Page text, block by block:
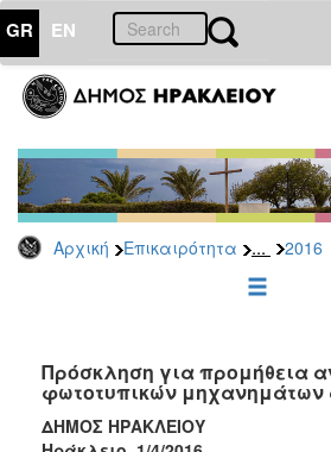
GR EN
Αρχική Επικαιρότητα ... 2016
ΕΠΙΚΑΙΡΟΤΗΤΑ
-
Δημοπρασίες
Αρχείο
2026
2022
2021
Πρόσκληση για προμήθεια
φωτοτυπικών μηχανημάτων
ΔΗΜΟΣ